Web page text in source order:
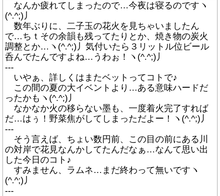
なんか疲れてしまったので…今夜は寝るのですヽ
(^.^;)丿
数年ぶりに、二子玉の花火を見ちゃいましたん
で…ちｔその余韻も残ってたりとか、焼き物の炭火
調整とか…ヽ(^.^;)丿気付いたら３リットル位ビール
呑んでたんですよね…うわぉ！ヽ(^.^;)丿
---
いやぁ、詳しくはまたベットってコトで♪
この間の夏の大イベントより…ある意味ハードだ
ったかもヽ(^.^;)丿
なかなか火の移らない墨も、一度着火完了すれば
だ…はぅ！野菜焦がしてしまっただよー！ヽ(^.^;)丿
---
そう言えば、ちょい数円前、この目の前にある川
の対岸で花見なんかしてたんだなぁ…なんて思い出
した今日のコト♪
すみません、ラムネ…まだ終わって無いですヽ
(^.^;)丿
---